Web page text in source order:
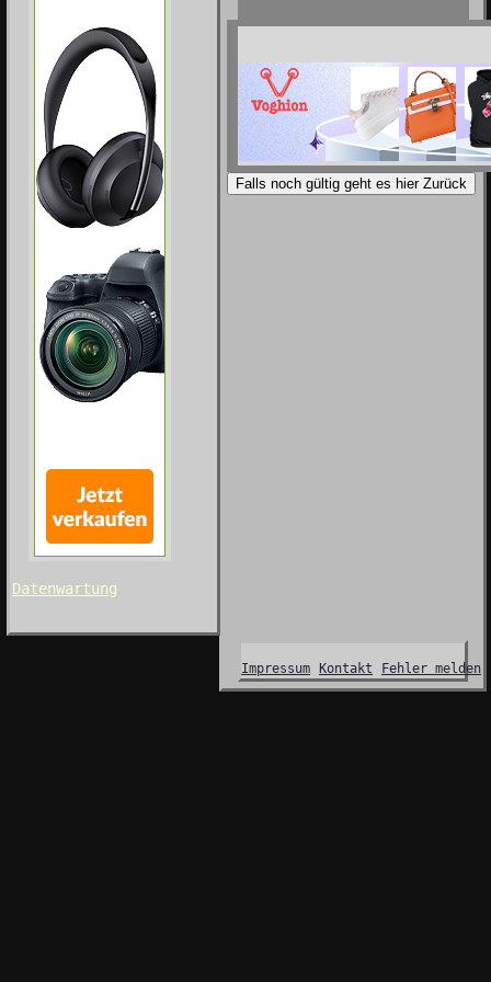
Datenwartung
Falls noch gültig geht es hier Zurück
Impressum Kontakt Fehler melden